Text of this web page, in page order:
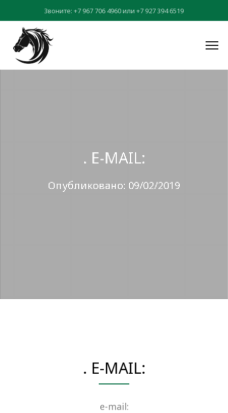
Звоните: +7 967 706 4960или +7 927 394 6519
. E-MAIL:
Опубликовано: 09/02/2019
. E-MAIL:
e-mail: